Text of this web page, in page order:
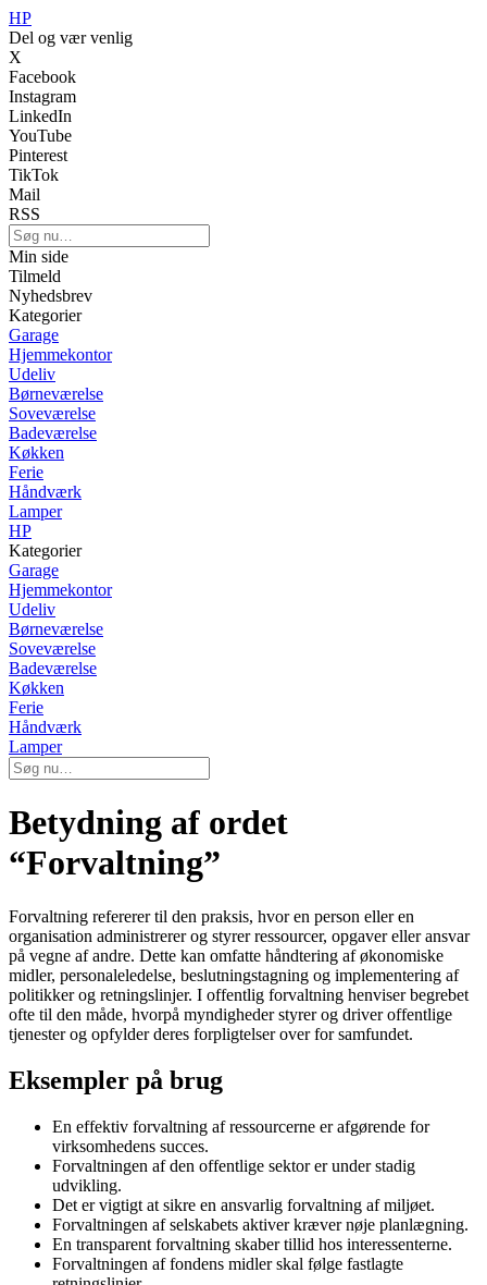
HP
Del og vær venlig
X
Facebook
Instagram
LinkedIn
YouTube
Pinterest
TikTok
Mail
RSS
Min side
Tilmeld
Nyhedsbrev
Kategorier
Garage
Hjemmekontor
Udeliv
Børneværelse
Soveværelse
Badeværelse
Køkken
Ferie
Håndværk
Lamper
HP
Kategorier
Garage
Hjemmekontor
Udeliv
Børneværelse
Soveværelse
Badeværelse
Køkken
Ferie
Håndværk
Lamper
Betydning af ordet
“Forvaltning”
Forvaltning refererer til den praksis, hvor en person eller en
organisation administrerer og styrer ressourcer, opgaver eller ansvar
på vegne af andre. Dette kan omfatte håndtering af økonomiske
midler, personaleledelse, beslutningstagning og implementering af
politikker og retningslinjer. I offentlig forvaltning henviser begrebet
ofte til den måde, hvorpå myndigheder styrer og driver offentlige
tjenester og opfylder deres forpligtelser over for samfundet.
Eksempler på brug
En effektiv forvaltning af ressourcerne er afgørende for
virksomhedens succes.
Forvaltningen af den offentlige sektor er under stadig
udvikling.
Det er vigtigt at sikre en ansvarlig forvaltning af miljøet.
Forvaltningen af selskabets aktiver kræver nøje planlægning.
En transparent forvaltning skaber tillid hos interessenterne.
Forvaltningen af fondens midler skal følge fastlagte